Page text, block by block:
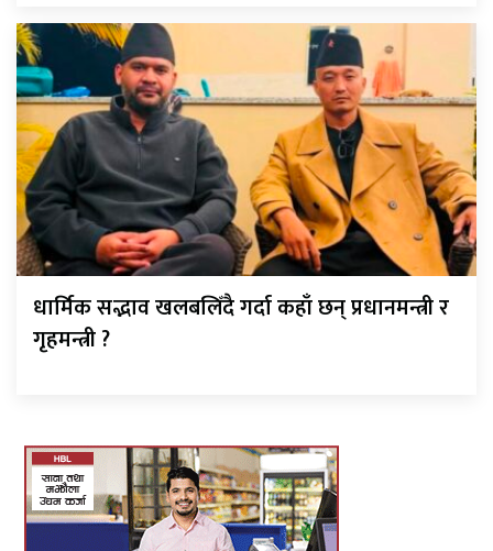
धार्मिक सद्भाव खलबलिँदै गर्दा कहाँ छन् प्रधानमन्त्री र
गृहमन्त्री ?